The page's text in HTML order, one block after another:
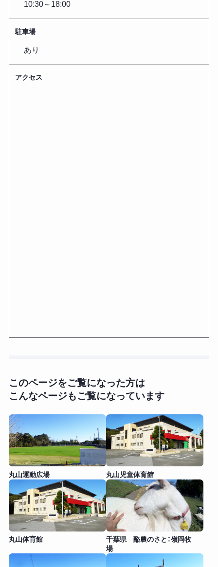
10:30～18:00
駐車場
あり
アクセス
このページをご覧になった方は
こんなページもご覧になっています
丸山運動広場 丸山児童体育館
丸山体育館
千葉県 酪農のさと：嶺岡牧
場